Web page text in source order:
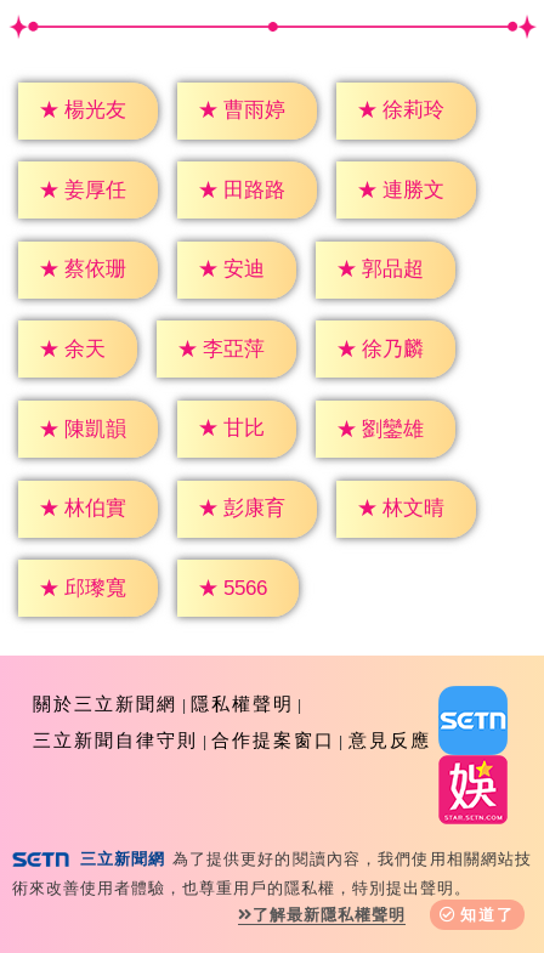
★ 楊光友 ★ 曹雨婷 ★ 徐莉玲
★ 姜厚任 ★ 田路路 ★ 連勝文
★ 蔡依珊 ★ 安迪 ★ 郭品超
★ 余天 ★ 李亞萍 ★ 徐乃麟
★ 陳凱韻 ★ 甘比 ★ 劉鑾雄
★ 林伯實 ★ 彭康育 ★ 林文晴
★ 邱瓈寬 ★ 5566
關於三立新聞網
隱私權聲明
三立新聞自律守則
合作提案窗口 意見反應
Copyright ©2026 Sanlih E-Television All Rights
Reserved 版權所有 盜用必究 台北市內湖區舊宗路一段159
號 02-8792-8888
三立新聞網 為了提供更好的閱讀內容，我們使用相關網站技
術來改善使用者體驗，也尊重用戶的隱私權，特別提出聲明。
了解最新隱私權聲明
知道了